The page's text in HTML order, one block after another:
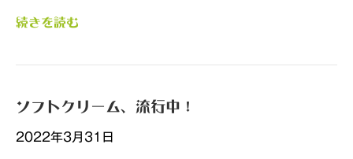
続きを読む
ソフトクリーム、流行中！
2022年3月31日